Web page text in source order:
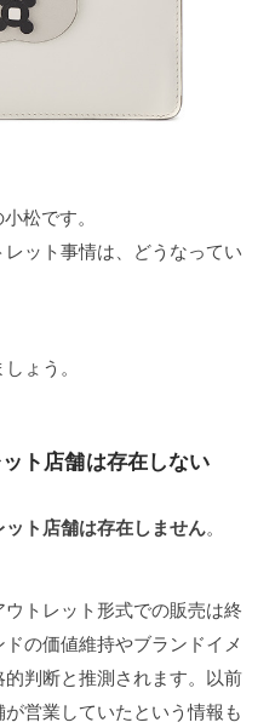
松です。
ット事情は、どうなってい
ょう。
ト店舗は存在しない
ット店舗は存在しません。
トレット形式での販売は終
の価値維持やブランドイメ
判断と推測されます。以前
営業していたという情報も